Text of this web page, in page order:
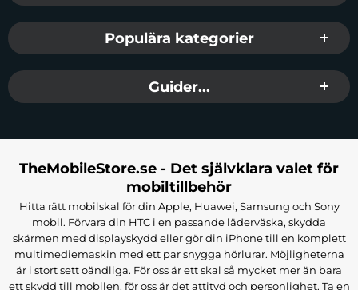
Populära kategorier
Guider...
TheMobileStore.se - Det självklara valet för
mobiltillbehör
Hitta rätt mobilskal för din Apple, Huawei, Samsung och Sony
mobil. Förvara din HTC i en passande läderväska, skydda
skärmen med displayskydd eller gör din iPhone till en komplett
multimediemaskin med ett par snygga hörlurar. Möjligheterna
är i stort sett oändliga. För oss är ett skal så mycket mer än bara
ett skydd till mobilen, för oss är det attityd och personlighet. Ta en